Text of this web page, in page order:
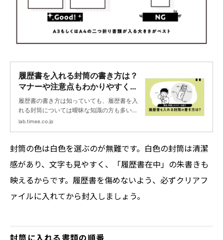
履歴書を入れる封筒の書き方は？
マナーや注意点もわかりやすく解
説 | タイミーラボ - スキマで働
く、世界が広がる。
履歴書の書き方は知っていても、履歴書を入
れる封筒については曖昧な知識の方も多いの
ではないでしょうか。履歴書だけでなく封筒
す。本記事では、履歴書を入れる封筒の書き
しく解説します。
lab.timee.co.jp
封筒の色は白色を選ぶのが無難です。白色の封筒は清潔
感があり、文字も見やすく、「履歴書在中」の朱書きも
映えるからです。履歴書を傷めないよう、必ずクリアフ
ァイルに入れてから封入しましょう。
封筒に入れる書類の順番